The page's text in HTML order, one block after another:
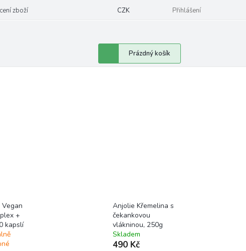
zboží CZK Přihlášení
Nákupní
košík
Prázdný košík
+
kapslí
Anjolie Křemelina s
čekankovou
vlákninou, 250g
Skladem
490 Kč